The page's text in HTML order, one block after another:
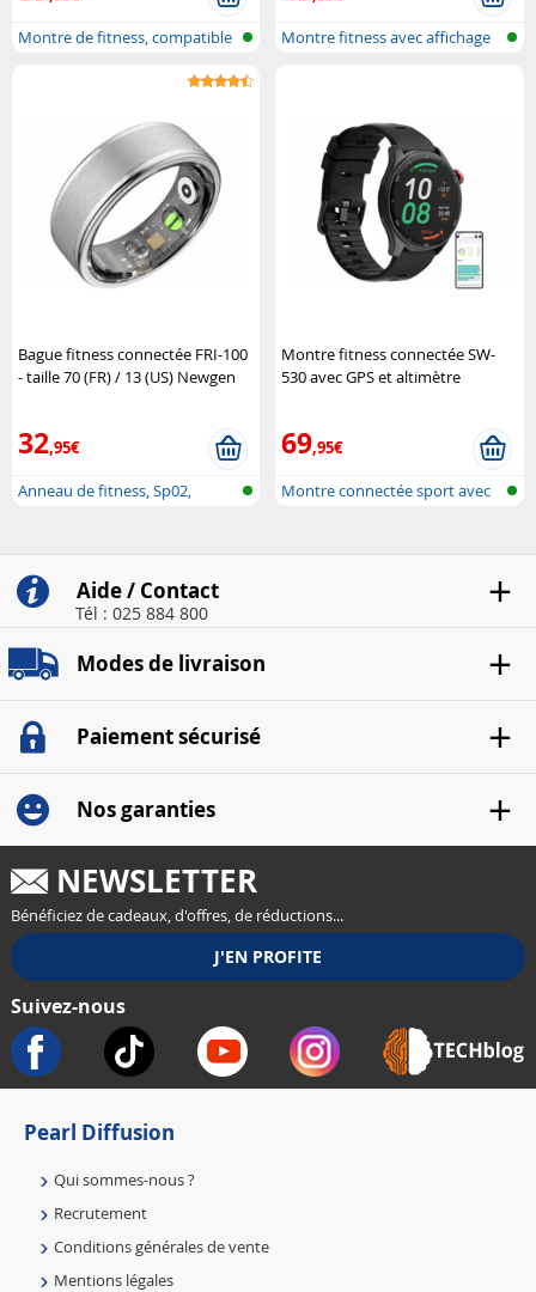
Montre de fitness, compatible
Montre fitness avec affichage
Bague fitness connectée FRI-100
- taille 70 (FR) / 13 (US) Newgen
32,95€
Anneau de fitness, Sp02,
Montre fitness connectée SW-
530 avec GPS et altimètre
69,95€
Montre connectée sport avec
Aide / Contact
Tél : 025 884 800
Modes de livraison
Paiement sécurisé
Nos garanties
NEWSLETTER
Bénéficiez de cadeaux, d'offres, de réductions...
Suivez-nous
Pearl Diffusion
Qui sommes-nous ?
Recrutement
Conditions générales de vente
Mentions légales